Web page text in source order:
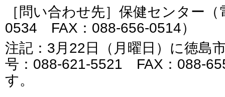
［問い合わせ先］保健センター
0534 FAX：088-656-0514）
注記：3月22日（月曜日）に徳島
号：088-621-5521 FAX：088-
す。